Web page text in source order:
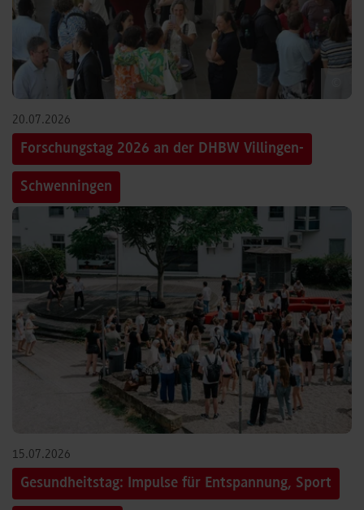
20.07.2026
Forschungstag 2026 an der DHBW Villingen-
Schwenningen
15.07.2026
Gesundheitstag: Impulse für Entspannung, Sport